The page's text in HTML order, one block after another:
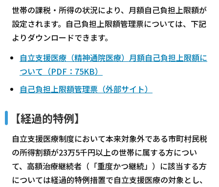
世帯の課税・所得の状況により、月額自己負担上限額が
設定されます。自己負担上限額管理票については、下記
よりダウンロードできます。
自立支援医療（精神通院医療）月額自己負担上限額に
ついて（PDF：75KB）
自己負担上限額管理票（外部サイト）
【経過的特例】
自立支援医療制度において本来対象外である市町村民税
の所得割額が23万5千円以上の世帯に属する方につい
て、高額治療継続者（「重度かつ継続」）に該当する方
については経過的特例措置で自立支援医療の対象とし、